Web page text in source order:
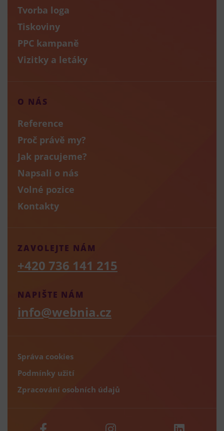
Tvorba loga
Tiskoviny
PPC kampaně
Vizitky a letáky
O NÁS
Reference
Proč právě my?
Jak pracujeme?
Napsali o nás
Volné pozice
Kontakty
NAPIŠTE NÁM
info@webnia.cz
ZAVOLEJTE NÁM
+420 736 141 215
Správa cookies
Podmínky užití
Zpracování osobních údajů